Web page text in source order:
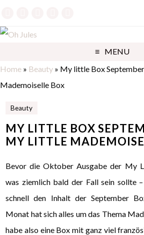
MENU
Home » Beauty » My little Box
Mademoiselle Box
Beauty
MY LITTLE BOX
MY LITTLE
Bevor die Oktober Ausgabe der My
was ziemlich bald der Fall sein sollte
schnell den Inhalt der September
Monat hat sich alles um das Thema
habe also eine Box mit ganz viel